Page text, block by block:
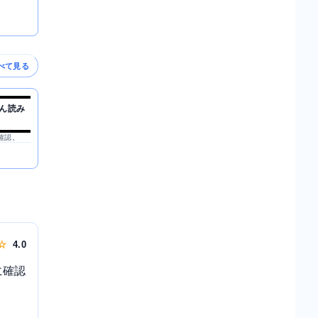
て見る
読み
。
4.0
確認